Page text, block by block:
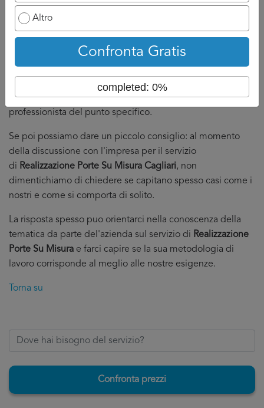
Tuttavia, il fatto di aver fatto un confronto, aver discusso
con diversi professionisti e avere in mano diversi preventivi
Realizzazione Porte Su Misura Cagliari
ci puo rassicurare
nella nostra scelta.
Infatti, non sempre è giusto affidarci al meno caro, a volte è
anche questione di feeling o conoscenza del
professionista del punto specifico.
Se poi possiamo dare un piccolo consiglio: al momento
della discussione con l'impresa per il servizio
di Realizzazione Porte Su Misura Cagliari, non
dimentichiamo di chiedere se capitano spesso casi come i
nostri e come si comporta di solito.
La risposta spesso puo orientarci nella conoscenza della
tematica da parte del'azienda sul servizio di Realizzazione
Porte Su Misura e farci capire se la sua metodologia di
lavoro corrisponde al meglio alle nostre esigenze.
Torna su
Confronta prezzi
Altro
Confronta Gratis
completed: 0%